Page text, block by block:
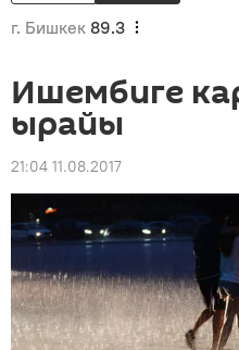
г. Бишкек 89.3
Ишембиге
ырайы
21:04 11.08.2017